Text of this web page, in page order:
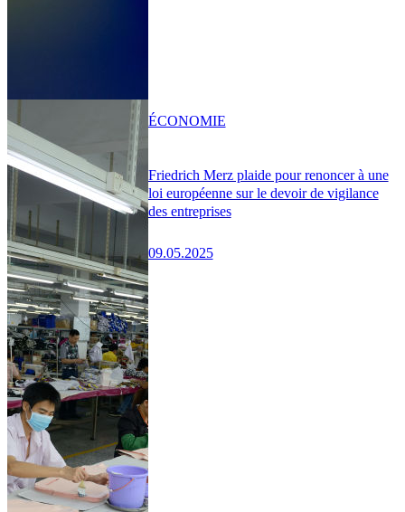
Friedrich Merz plaide pour renoncer à une
loi européenne sur le devoir de vigilance
des entreprises
09.05.2025
ÉCONOMIE